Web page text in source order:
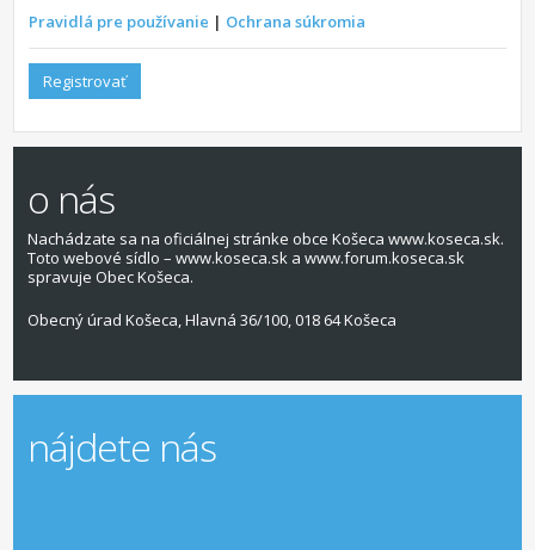
Pravidlá pre používanie | Ochrana súkromia
Registrovať
o nás
Nachádzate sa na oficiálnej stránke obce Košeca www.koseca.sk.
Toto webové sídlo – www.koseca.sk a www.forum.koseca.sk
spravuje Obec Košeca.
Obecný úrad Košeca, Hlavná 36/100, 018 64 Košeca
nájdete nás